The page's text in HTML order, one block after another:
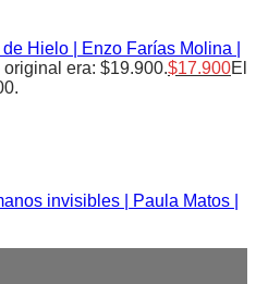
Hielo | Enzo Farías Molina |
original era: $19.900.$17.900El
invisibles | Paula Matos |